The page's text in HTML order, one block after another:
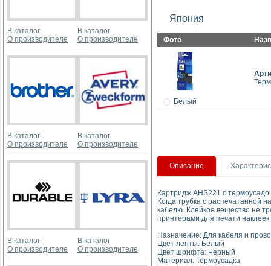
В каталог
О производителе
В каталог
О производителе
В каталог
О производителе
В каталог
О производителе
В каталог
О производителе
В каталог
О производителе
Япония
Фото
Белый
Описание
Картридж AHS221 с
Когда трубка с распечатанной
кабелю. Клейкое вещество не
принтерами для печати
Назначение: Для кабеля и
Цвет ленты: Белый
Цвет шрифта: Черный
Материал: Термоусадка